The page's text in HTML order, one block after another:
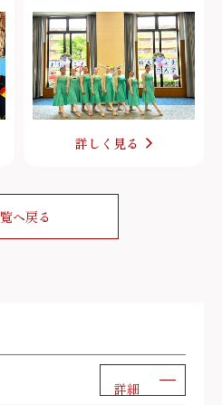
詳しく見る
へ戻る
詳細